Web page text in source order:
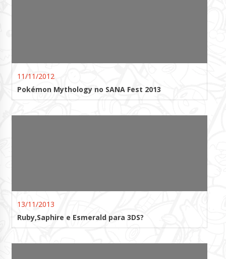
11/11/2012
Pokémon Mythology no SANA Fest 2013
13/11/2013
Ruby,Saphire e Esmerald para 3DS?